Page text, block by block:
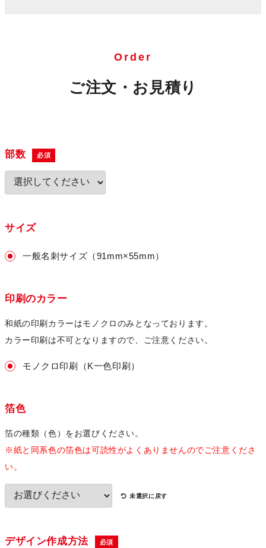
Order
ご注文・お見積り
部数 必須
サイズ
一般名刺サイズ（91mm×55mm）
印刷のカラー
和紙の印刷カラーはモノクロのみとなっております。
カラー印刷は不可となりますので、ご注意ください。
モノクロ印刷（K一色印刷）
箔色
箔の種類（色）をお選びください。
※紙と同系色の箔色は可読性がよくありませんのでご注意くださ
い。
未選択に戻す
デザイン作成方法 必須